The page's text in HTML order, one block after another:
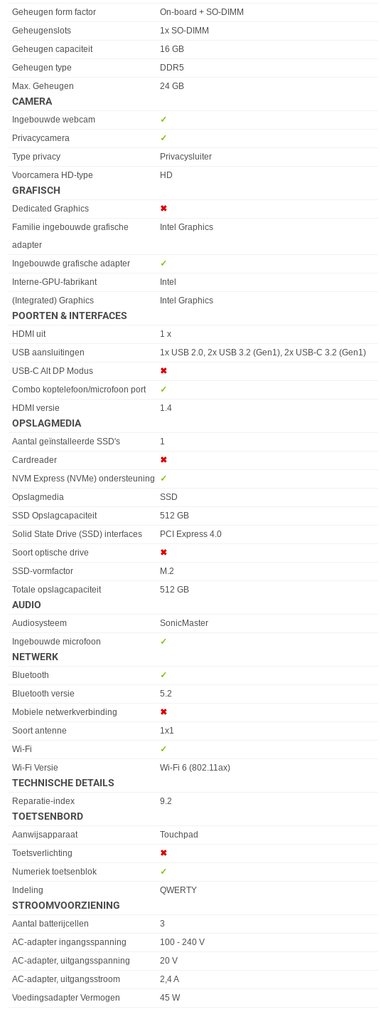
Eigenschap Waarde
Geheugen form factor
On-board + SO-DIMM
Geheugenslots
1x SO-DIMM
Geheugen capaciteit
16 GB
Geheugen type
DDR5
Max. Geheugen
24 GB
CAMERA
Eigenschap Waarde
Ingebouwde webcam
✓︎
Privacycamera
✓︎
Type privacy
Privacysluiter
Voorcamera HD-type
HD
GRAFISCH
Eigenschap Waarde
Dedicated Graphics
✖︎
Familie ingebouwde grafische
adapter
Intel Graphics
Ingebouwde grafische adapter
✓︎
Interne-GPU-fabrikant
Intel
(Integrated) Graphics
Intel Graphics
POORTEN & INTERFACES
Eigenschap
HDMI uit
1 x
USB aansluitingen
1x USB 2.0, 2x USB 3.2 (Gen1), 2x USB-C 3.2 (Gen1)
USB-C Alt DP Modus
✖︎
Combo koptelefoon/microfoon port
✓︎
HDMI versie
1.4
OPSLAGMEDIA
Eigenschap Waarde
Aantal geïnstalleerde SSD's
1
Cardreader
✖︎
NVM Express (NVMe) ondersteuning
✓︎
Opslagmedia
SSD
SSD Opslagcapaciteit
512 GB
Solid State Drive (SSD) interfaces
PCI Express 4.0
Soort optische drive
✖︎
SSD-vormfactor
M.2
Totale opslagcapaciteit
512 GB
AUDIO
Eigenschap Waarde
Audiosysteem
SonicMaster
Ingebouwde microfoon
✓︎
NETWERK
Eigenschap
Bluetooth
✓︎
Bluetooth versie
5.2
Mobiele netwerkverbinding
✖︎
Soort antenne
1x1
Wi-Fi
✓︎
Wi-Fi Versie
Wi-Fi 6 (802.11ax)
TECHNISCHE DETAILS
Eigenschap Waarde
Reparatie-index 9.2
TOETSENBORD
Eigenschap Waarde
Aanwijsapparaat
Touchpad
Toetsverlichting
✖︎
Numeriek toetsenblok
✓︎
Indeling
QWERTY
STROOMVOORZIENING
Eigenschap Waarde
Aantal batterijcellen
3
AC-adapter ingangsspanning
100 - 240 V
AC-adapter, uitgangsspanning
20 V
AC-adapter, uitgangsstroom
2,4 A
Voedingsadapter Vermogen
45 W